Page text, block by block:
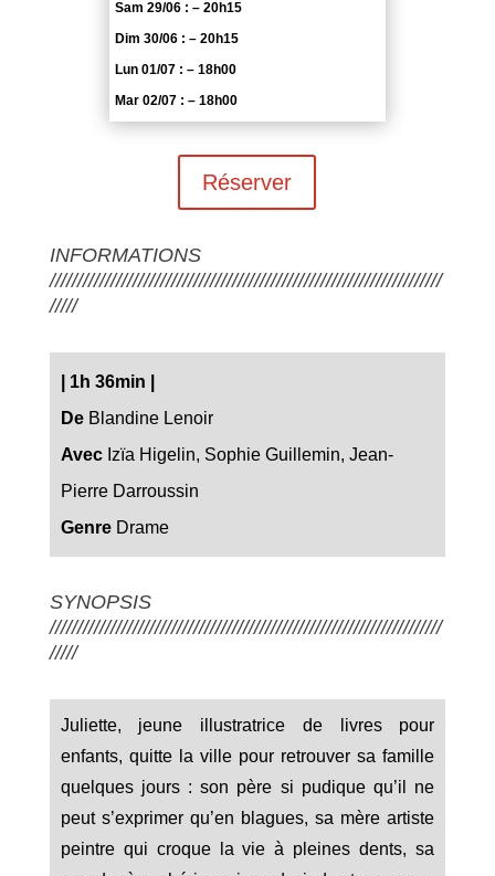
Sam 29/06 : – 20h15
Dim 30/06 : – 20h15
Lun 01/07 : – 18h00
Mar 02/07 : – 18h00
Réserver
INFORMATIONS
///////////////////////////////////////////////////////////////////////
/////
| 1h 36min |
DeBlandine Lenoir
AvecIzïa Higelin, Sophie Guillemin, Jean-
Pierre Darroussin
GenreDrame
SYNOPSIS
///////////////////////////////////////////////////////////////////////
/////
Juliette, jeune illustratrice de livres pour
enfants, quitte la ville pour retrouver sa famille
quelques jours : son père si pudique qu’il ne
peut s’exprimer qu’en blagues, sa mère artiste
peintre qui croque la vie à pleines dents, sa